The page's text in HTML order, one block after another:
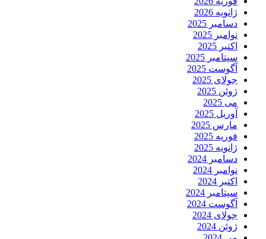
ژانویه 2026
دسامبر 2025
نوامبر 2025
اکتبر 2025
سپتامبر 2025
آگوست 2025
جولای 2025
ژوئن 2025
می 2025
آوریل 2025
مارس 2025
فوریه 2025
ژانویه 2025
دسامبر 2024
نوامبر 2024
اکتبر 2024
سپتامبر 2024
آگوست 2024
جولای 2024
ژوئن 2024